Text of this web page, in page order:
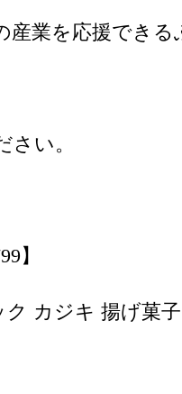
業を応援できる
い。
】
カジキ 揚げ菓